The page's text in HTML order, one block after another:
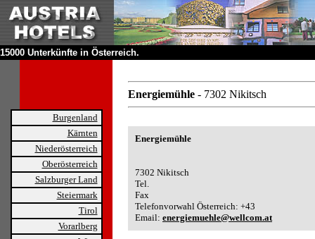
15000 Unterkünfte in Österreich.
Burgenland
Kärnten
Niederösterreich
Oberösterreich
Salzburger Land
Steiermark
Tirol
Vorarlberg
Energiemühle - 7302 Nikitsch
Energiemühle
7302 Nikitsch
Tel.
Fax
Telefonvorwahl Österreich: +43
Email: energiemuehle@wellcom.at